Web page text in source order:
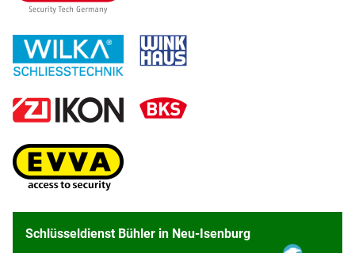
Schlüsseldienst Bühler in Neu-Isenburg